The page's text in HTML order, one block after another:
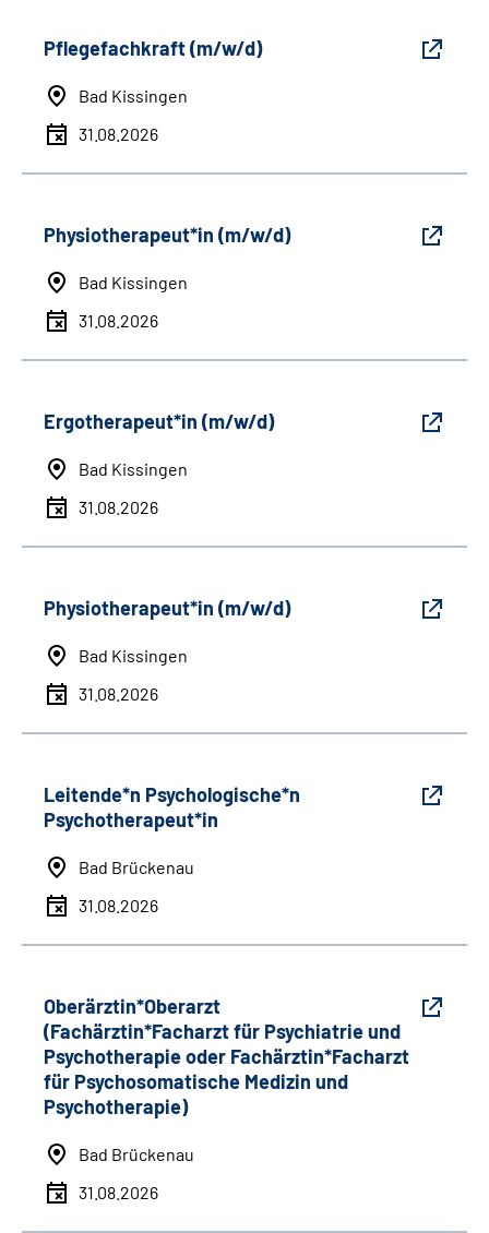
Pflegefachkraft (m/w/d)
Bad Kissingen
31.08.2026
Physiotherapeut*in (m/w/d)
Bad Kissingen
31.08.2026
Ergotherapeut*in (m/w/d)
Bad Kissingen
31.08.2026
Physiotherapeut*in (m/w/d)
Bad Kissingen
31.08.2026
Leitende*n Psychologische*n
Psychotherapeut*in
Bad Brückenau
31.08.2026
Oberärztin*Oberarzt
(Fachärztin*Facharzt für Psychiatrie und
Psychotherapie oder Fachärztin*Facharzt
für Psychosomatische Medizin und
Psychotherapie)
Bad Brückenau
31.08.2026